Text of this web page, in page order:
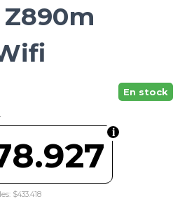
Z890m
En stock
$433.418